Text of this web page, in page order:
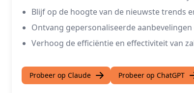
Blijf op de hoogte van de nieuwste trends
Ontvang gepersonaliseerde
Verhoog de efficiëntie en effectiviteit van
Probeer op Claude Probeer op ChatGPT